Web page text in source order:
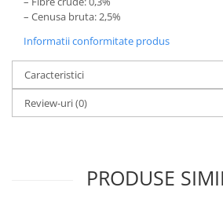
– Cenusa bruta: 2,5%
Informatii conformitate produs
Caracteristici
Review-uri(0)
PRODUSE